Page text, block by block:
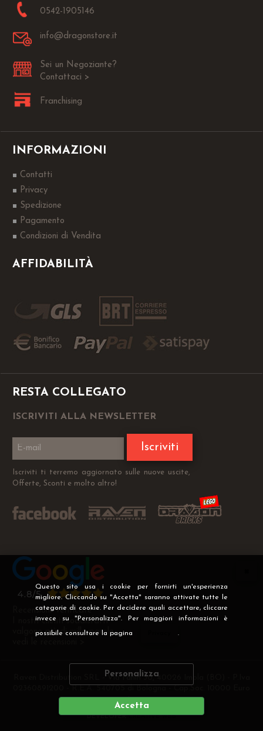
Questo sito usa i cookie per fornirti un'esperienza
migliore. Cliccando su "Accetta" saranno attivate tutte le
categorie di cookie. Per decidere quali accettare, cliccare
invece su "Personalizza". Per maggiori informazioni è
possibile consultare la pagina .
Personalizza
Accetta
0542-1905146
info@dragonstore.it
Sei un Negoziante?
Contattaci >
Franchising
INFORMAZIONI
Contatti
Privacy
Spedizione
Pagamento
Condizioni di Vendita
AFFIDABILITÀ
RESTA COLLEGATO
ISCRIVITI ALLA NEWSLETTER
Iscriviti
Iscriviti ti terremo aggiornato sulle nuove uscite,
Offerte, Sconti e molto altro!
Recensioni Verificate
I nostri clienti soddisfatti
valgono più di mille parole
Raven Distribution SRL - Via Fanin 30, 40026 Imola (BO) - P.Iva
i.v
DEVELOPERCREATIVE WEB